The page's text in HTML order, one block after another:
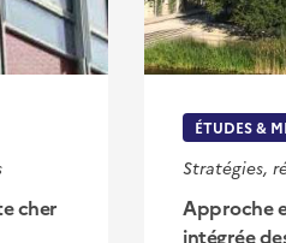
cher
ÉTUDES &
Stratégies,
Approche
intégrée